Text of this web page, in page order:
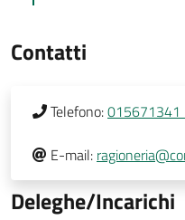
Contatti
Telefono:015671341
E-mail:
Deleghe/Incarichi